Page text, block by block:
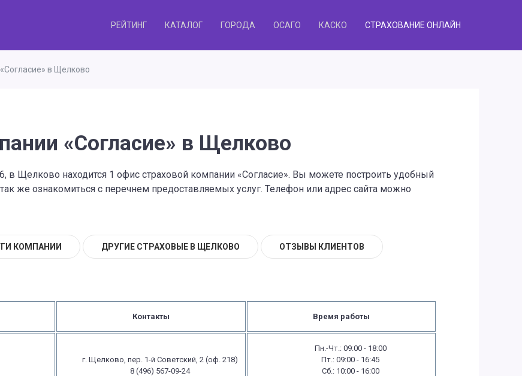
РЕЙТИНГ КАТАЛОГ ГОРОДА ОСАГО КАСКО СТРАХОВАНИЕ ОНЛАЙН
в Щелково
«Согласие» в Щелково
в Щелково находится 1 офис страховой компании «Согласие». Вы можете построить удобный
же ознакомиться с перечнем предоставляемых услуг. Телефон или адрес сайта можно
КОМПАНИИ ДРУГИЕ СТРАХОВЫЕ В ЩЕЛКОВО ОТЗЫВЫ КЛИЕНТОВ
Контакты Время работы
г. Щелково, пер. 1-й Советский, 2 (оф. 218)
8 (496) 567-09-24
Пн.-Чт.: 09:00 - 18:00
Пт.: 09:00 - 16:45
Сб.: 10:00 - 16:00